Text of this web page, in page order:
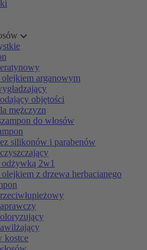
olejkiem arganowym
objętości
mężczyzn
do włosów
silikonów i parabenów
odżywką 2w1
olejkiem z drzewa herbacianego
kostce